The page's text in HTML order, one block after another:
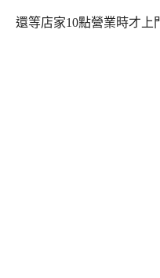
還等店家10點營業時才上